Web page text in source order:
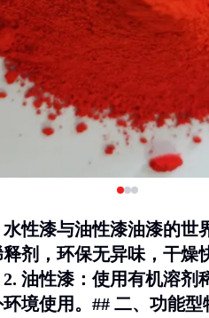
水性漆与油性漆油漆的世
释剂，环保无异味，干燥
油性漆：使用有机溶剂
环境使用。## 二、功能